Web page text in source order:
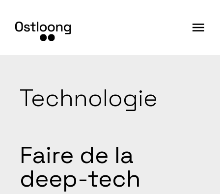
Technologie
Faire de la
deep-tech